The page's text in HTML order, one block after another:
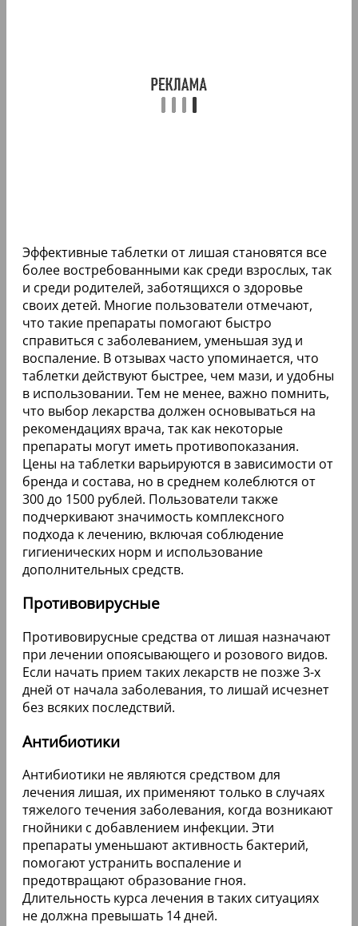
Эффективные таблетки от лишая становятся все
более востребованными как среди взрослых, так
и среди родителей, заботящихся о здоровье
своих детей. Многие пользователи отмечают,
что такие препараты помогают быстро
справиться с заболеванием, уменьшая зуд и
воспаление. В отзывах часто упоминается, что
таблетки действуют быстрее, чем мази, и удобны
в использовании. Тем не менее, важно помнить,
что выбор лекарства должен основываться на
рекомендациях врача, так как некоторые
препараты могут иметь противопоказания.
Цены на таблетки варьируются в зависимости от
бренда и состава, но в среднем колеблются от
300 до 1500 рублей. Пользователи также
подчеркивают значимость комплексного
подхода к лечению, включая соблюдение
гигиенических норм и использование
дополнительных средств.
Противовирусные
Противовирусные средства от лишая назначают
при лечении опоясывающего и розового видов.
Если начать прием таких лекарств не позже 3-х
дней от начала заболевания, то лишай исчезнет
без всяких последствий.
Антибиотики
Антибиотики не являются средством для
лечения лишая, их применяют только в случаях
тяжелого течения заболевания, когда возникают
гнойники с добавлением инфекции. Эти
препараты уменьшают активность бактерий,
помогают устранить воспаление и
предотвращают образование гноя.
Длительность курса лечения в таких ситуациях
не должна превышать 14 дней.